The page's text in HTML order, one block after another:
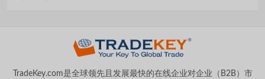
TradeKey.com是全球领先且发展最快的在线企业对企业（B2B）市